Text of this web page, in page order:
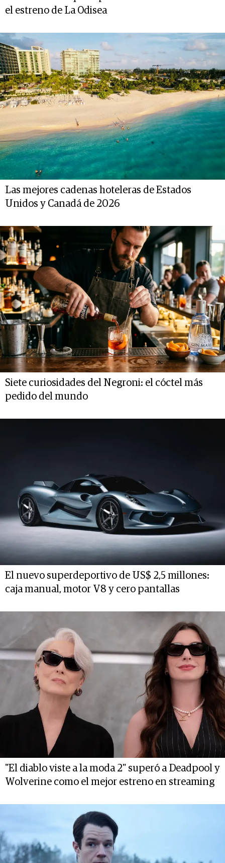
el estreno de La Odisea
Las mejores cadenas hoteleras de Estados
Unidos y Canadá de 2026
Siete curiosidades del Negroni: el cóctel más
pedido del mundo
El nuevo superdeportivo de US$ 2,5 millones:
caja manual, motor V8 y cero pantallas
"El diablo viste a la moda 2" superó a Deadpool y
Wolverine como el mejor estreno en streaming